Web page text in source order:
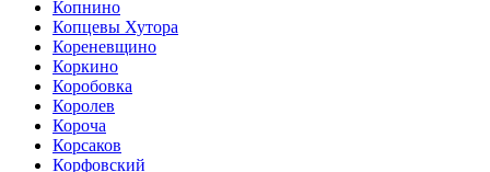
Копнино
Копцевы Хутора
Кореневщино
Коркино
Коробовка
Королев
Короча
Корсаков
Корфовский